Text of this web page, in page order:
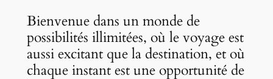
Bienvenue dans un monde de
possibilités illimitées, où le voyage est
aussi excitant que la destination, et où
chaque instant est une opportunité de